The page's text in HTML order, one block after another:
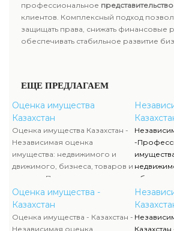
профессиональное представительство
клиентов. Комплексный подход
защищать права, снижать финансовые
обеспечивать стабильное развитие
ЕЩЕ ПРЕДЛАГАЕМ
Оценка имущества
Казахстан
Оценка имущества Казахстан -
Независимая оценка
имущества: недвижимого и
движимого, бизнеса, товаров и
активов. Проводится оценка
транспорта, оборудования,
смет, животных и
недропользования. Услуга
востребована для сделок,
Оценка имущества -
Казахстан
Оценка имущества - Казахстан -
Независимая оценка
-